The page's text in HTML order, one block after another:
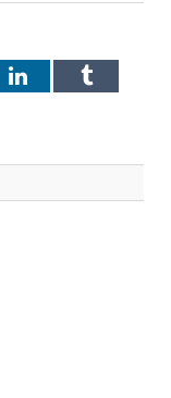
LinkedInTumblr